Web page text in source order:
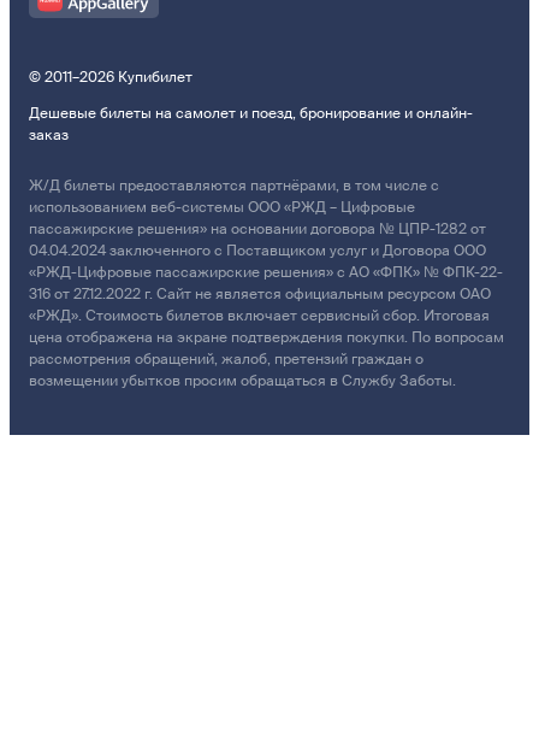
© 2011–2026 Купибилет
Дешевые билеты на самолет и поезд, бронирование и онлайн-
заказ
Ж/Д билеты предоставляются партнёрами, в том числе с
использованием веб-системы ООО «РЖД – Цифровые
пассажирские решения» на основании договора № ЦПР-1282 от
04.04.2024 заключенного с Поставщиком услуг и Договора ООО
«РЖД-Цифровые пассажирские решения» с АО «ФПК» № ФПК-22-
316 от 27.12.2022 г. Сайт не является официальным ресурсом ОАО
«РЖД». Стоимость билетов включает сервисный сбор. Итоговая
цена отображена на экране подтверждения покупки. По вопросам
рассмотрения обращений, жалоб, претензий граждан о
возмещении убытков просим обращаться в Службу Заботы.